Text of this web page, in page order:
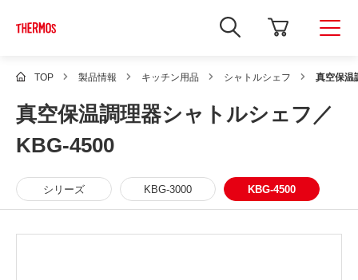
新
し
ィ
ン
ウ
で
ト
内
検
索
開
TOP 製品情報 キッチン用品 シャトルシェフ 真空保温
真空保温調理器シャトルシェフ／
KBG-4500
シリーズ KBG-3000 KBG-4500